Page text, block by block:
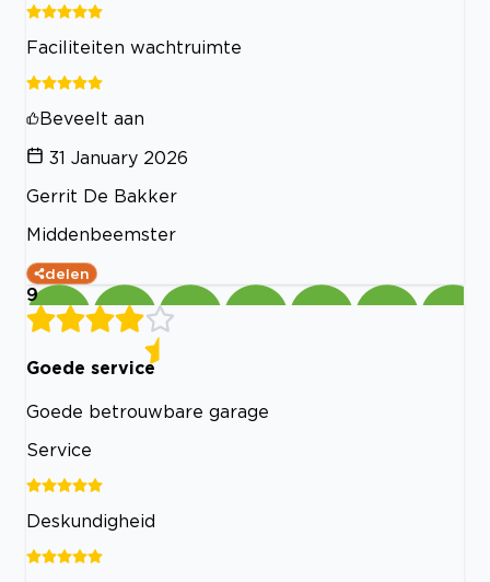
Faciliteiten wachtruimte
Beveelt aan
31 January 2026
Gerrit De Bakker
Middenbeemster
delen
9
Goede service
Goede betrouwbare garage
Service
Deskundigheid